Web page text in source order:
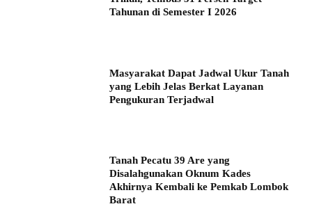
Tahunan di Semester I 2026
Masyarakat Dapat Jadwal Ukur Tanah
yang Lebih Jelas Berkat Layanan
Pengukuran Terjadwal
Tanah Pecatu 39 Are yang
Disalahgunakan Oknum Kades
Akhirnya Kembali ke Pemkab Lombok
Barat